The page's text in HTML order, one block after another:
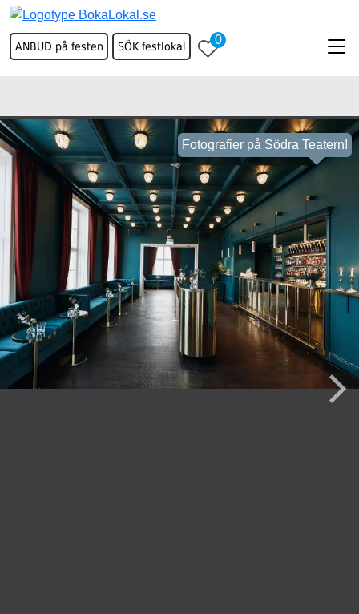
ANBUD på festen SÖK festlokal 0
Fotografier på Södra Teatern!